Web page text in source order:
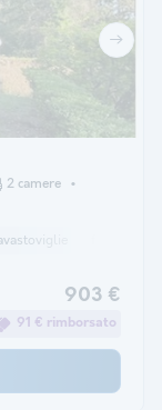
2 camere
903 €
91 € rimborsato